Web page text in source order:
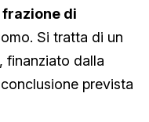
di
Si tratta di un
, finanziato dalla
prevista